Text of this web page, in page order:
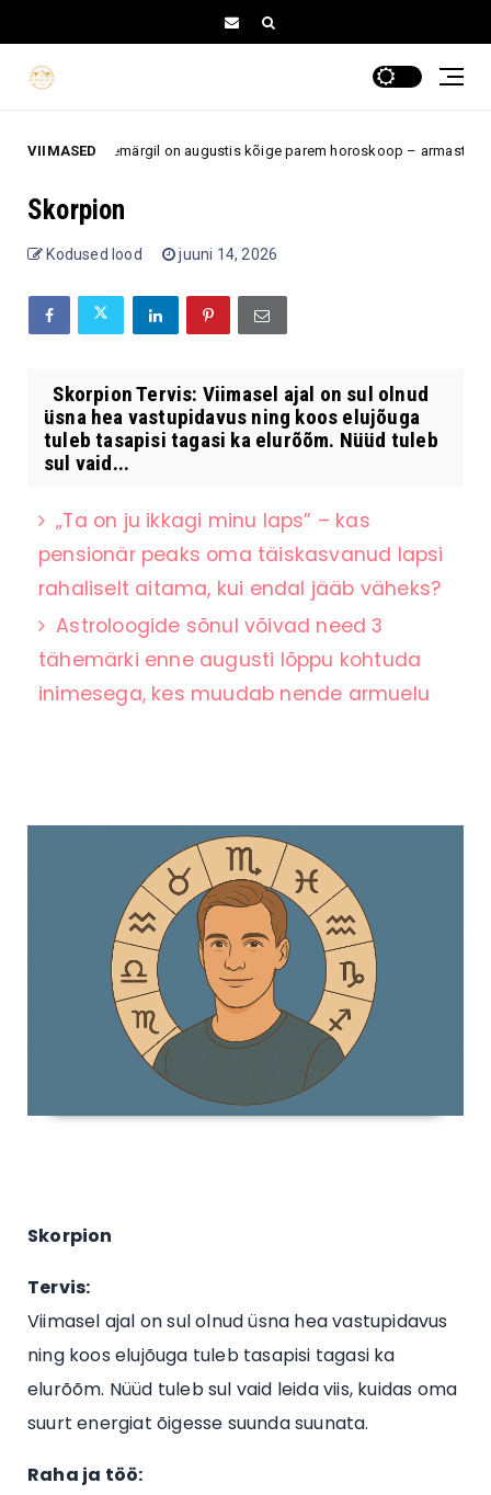
VIIMASED
Neil 5 tähemärgil on augustis kõige parem horoskoop – armastus, töö
Skorpion
Kodused lood juuni 14, 2026
Skorpion Tervis: Viimasel ajal on sul olnud
üsna hea vastupidavus ning koos elujõuga
tuleb tasapisi tagasi ka elurõõm. Nüüd tuleb
sul vaid...
„Ta on ju ikkagi minu laps” – kas
pensionär peaks oma täiskasvanud lapsi
rahaliselt aitama, kui endal jääb väheks?
Astroloogide sõnul võivad need 3
tähemärki enne augusti lõppu kohtuda
inimesega, kes muudab nende armuelu
Skorpion
Tervis:
Viimasel ajal on sul olnud üsna hea vastupidavus
ning koos elujõuga tuleb tasapisi tagasi ka
elurõõm. Nüüd tuleb sul vaid leida viis, kuidas oma
suurt energiat õigesse suunda suunata.
Raha ja töö: